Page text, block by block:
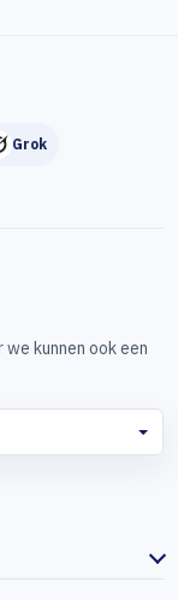
Grok
kunnen ook een